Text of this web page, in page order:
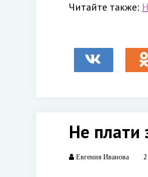
Читайте также:
Не плати
Евгения Иванова